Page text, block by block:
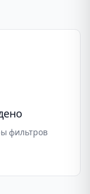
фильтров